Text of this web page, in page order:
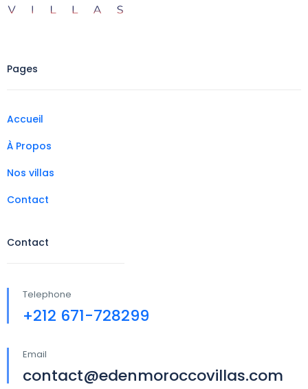
Pages
Accueil
À Propos
Nos villas
Contact
Contact
Telephone
+212 671-728299
Email
contact@edenmoroccovillas.com